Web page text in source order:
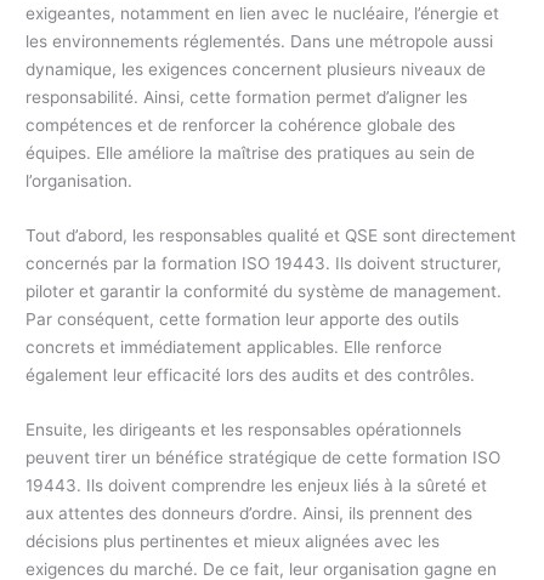
exigeantes, notamment en lien avec le nucléaire, l’énergie et
les environnements réglementés. Dans une métropole aussi
dynamique, les exigences concernent plusieurs niveaux de
responsabilité. Ainsi, cette formation permet d’aligner les
compétences et de renforcer la cohérence globale des
équipes. Elle améliore la maîtrise des pratiques au sein de
l’organisation.
Tout d’abord, les responsables qualité et QSE sont directement
concernés par la formation ISO 19443. Ils doivent structurer,
piloter et garantir la conformité du système de management.
Par conséquent, cette formation leur apporte des outils
concrets et immédiatement applicables. Elle renforce
également leur efficacité lors des audits et des contrôles.
Ensuite, les dirigeants et les responsables opérationnels
peuvent tirer un bénéfice stratégique de cette formation ISO
19443. Ils doivent comprendre les enjeux liés à la sûreté et
aux attentes des donneurs d’ordre. Ainsi, ils prennent des
décisions plus pertinentes et mieux alignées avec les
exigences du marché. De ce fait, leur organisation gagne en